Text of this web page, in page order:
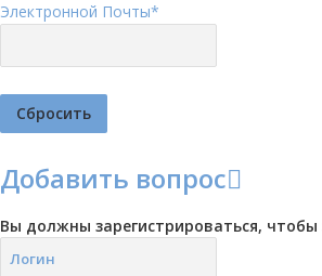
Электронной Почты*
Добавить вопрос
Вы должны зарегистрироваться, чтобы